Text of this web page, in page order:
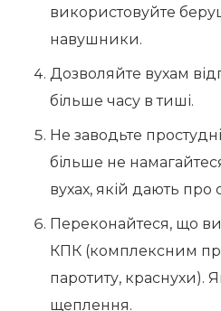
використовуйте
навушники.
Дозволяйте вухам
більше часу в тиші.
Не заводьте
більше не
вухах, якій дають про
Переконайтеся, що
КПК (комплексним
паротиту, краснухи).
щеплення.